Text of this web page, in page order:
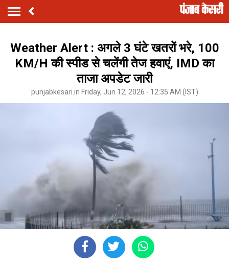
Weather Alert : अगले 3 घंटे खतरों भरे, 100
KM/H की स्पीड से चलेंगी तेज हवाएं, IMD का
ताजा अपडेट जारी
punjabkesari.in Friday, Jun 12, 2026 - 12:35 AM (IST)